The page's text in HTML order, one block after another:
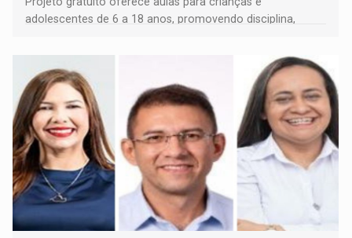
adolescentes de 6 a 18 anos, promovendo disciplina,